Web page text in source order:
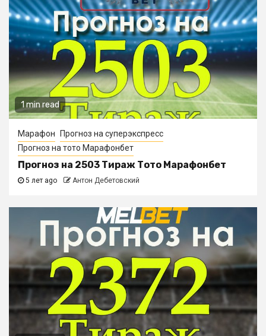
1 min read
Марафон
Прогноз на суперэкспресс
Прогноз на тото Марафонбет
Прогноз на 2503 Тираж Тото Марафонбет
5 лет ago Антон Дебетовский